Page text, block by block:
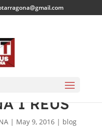
LOCAL
I REUS
| May 9, 2016| blog